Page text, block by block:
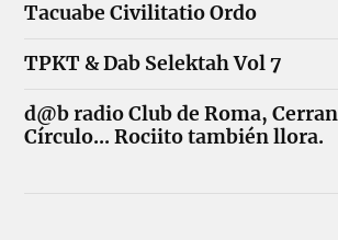
Tacuabe Civilitatio Ordo
TPKT & Dab Selektah Vol 7
d@b radio Club de Roma,
Círculo... Rociito también llora.